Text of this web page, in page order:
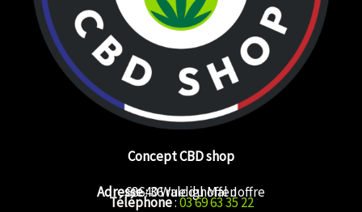
Concept CBD shop
Adresse: 36 rue du Mal Joffre
68640 Waldighoffen
Téléphone:03 69 63 35 22